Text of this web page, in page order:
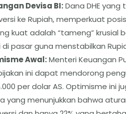
Devisa BI:Dana DHE
ke Rupiah, memperkuat
kuat adalah “tameng” krusial
pasar guna menstabilkan
Awal:Menteri Keuangan
ini dapat mendorong
per dolar AS. Optimisme ini
yang menunjukkan bahwa